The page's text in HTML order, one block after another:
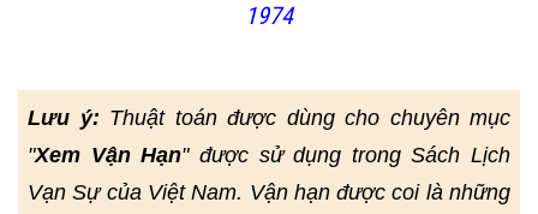
1974
Lưu ý: Thuật toán được dùng cho chuyên mục
"Xem Vận Hạn" được sử dụng trong Sách Lịch
Vạn Sự của Việt Nam. Vận hạn được coi là những